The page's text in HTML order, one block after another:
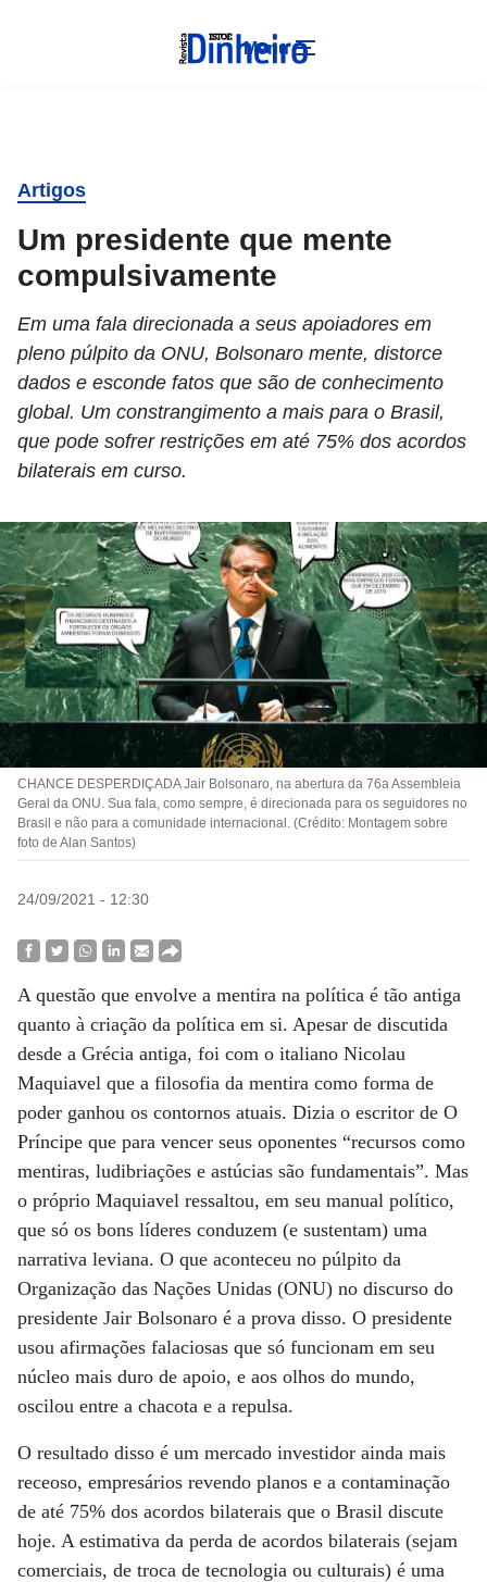
Menu
Artigos
Um presidente que mente
compulsivamente
Em uma fala direcionada a seus apoiadores em
pleno púlpito da ONU, Bolsonaro mente, distorce
dados e esconde fatos que são de conhecimento
global. Um constrangimento a mais para o Brasil,
que pode sofrer restrições em até 75% dos acordos
bilaterais em curso.
CHANCE DESPERDIÇADA Jair Bolsonaro, na abertura da 76a Assembleia
Geral da ONU. Sua fala, como sempre, é direcionada para os seguidores no
Brasil e não para a comunidade internacional. (Crédito: Montagem sobre
foto de Alan Santos)
24/09/2021 - 12:30
A questão que envolve a mentira na política é tão antiga
quanto à criação da política em si. Apesar de discutida
desde a Grécia antiga, foi com o italiano Nicolau
Maquiavel que a filosofia da mentira como forma de
poder ganhou os contornos atuais. Dizia o escritor de O
Príncipe que para vencer seus oponentes “recursos como
mentiras, ludibriações e astúcias são fundamentais”. Mas
o próprio Maquiavel ressaltou, em seu manual político,
que só os bons líderes conduzem (e sustentam) uma
narrativa leviana. O que aconteceu no púlpito da
Organização das Nações Unidas (ONU) no discurso do
presidente Jair Bolsonaro é a prova disso. O presidente
usou afirmações falaciosas que só funcionam em seu
núcleo mais duro de apoio, e aos olhos do mundo,
oscilou entre a chacota e a repulsa.
O resultado disso é um mercado investidor ainda mais
receoso, empresários revendo planos e a contaminação
de até 75% dos acordos bilaterais que o Brasil discute
hoje. A estimativa da perda de acordos bilaterais (sejam
comerciais, de troca de tecnologia ou culturais) é uma